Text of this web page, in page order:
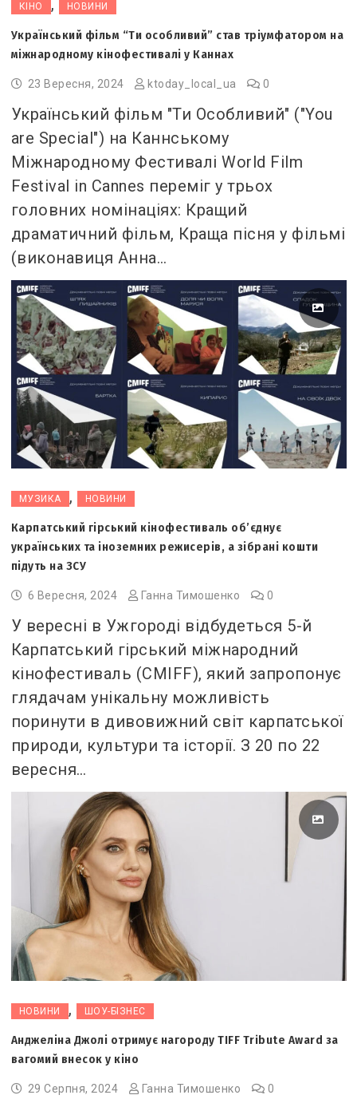
КІНО , НОВИНИ
Український фільм “Ти особливий” став тріумфатором на
міжнародному кінофестивалі у Каннах
23 Вересня, 2024 ktoday_local_ua 0
Український фільм "Ти Особливий" ("You
are Special") на Каннському
Міжнародному Фестивалі World Film
Festival in Cannes переміг у трьох
головних номінаціях: Кращий
драматичний фільм, Краща пісня у фільмі
(виконавиця Анна…
МУЗИКА , НОВИНИ
Карпатський гірський кінофестиваль об’єднує
українських та іноземних режисерів, а зібрані кошти
підуть на ЗСУ
6 Вересня, 2024 Ганна Тимошенко 0
У вересні в Ужгороді відбудеться 5-й
Карпатський гірський міжнародний
кінофестиваль (CMIFF), який запропонує
глядачам унікальну можливість
поринути в дивовижний світ карпатської
природи, культури та історії. З 20 по 22
вересня…
НОВИНИ , ШОУ-БІЗНЕС
Анджеліна Джолі отримує нагороду TIFF Tribute Award за
вагомий внесок у кіно
29 Серпня, 2024 Ганна Тимошенко 0